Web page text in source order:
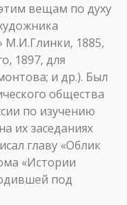
вещам по духу
М.И.Глинки, 1885,
1897, для
и др.). Был
общества
по изучению
их заседаниях
главу «Облик
«Истории
под